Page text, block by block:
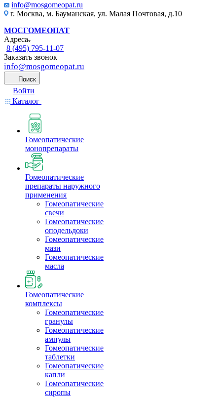
info@mosgomeopat.ru
г. Москва, м. Бауманская, ул. Малая Почтовая, д.10
МОСГОМЕОПАТ
Адреса
8 (495) 795-11-07
Заказать звонок
info@mosgomeopat.ru
Поиск
Войти
Каталог
Гомеопатические
монопрепараты
Гомеопатические
препараты наружного
применения
Гомеопатические
свечи
Гомеопатические
оподельдоки
Гомеопатические
мази
Гомеопатические
масла
Гомеопатические
комплексы
Гомеопатические
гранулы
Гомеопатические
ампулы
Гомеопатические
таблетки
Гомеопатические
капли
Гомеопатические
сиропы